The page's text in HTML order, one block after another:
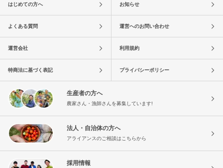
はじめての方へ お知らせ
よくある質問 運営へのお問い合わせ
運営会社 利用規約
特商法に基づく表記 プライバシーポリシー
生産者の方へ
農家さん・漁師さんを募集しています!
法人・自治体の方へ
アライアンスのご相談はこちらから
採用情報